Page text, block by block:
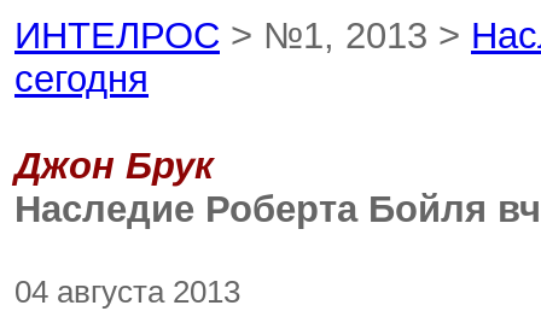
ИНТЕЛРОС > №1, 2013 >
сегодня
Джон Брук
Наследие Роберта Бойля
04 августа 2013